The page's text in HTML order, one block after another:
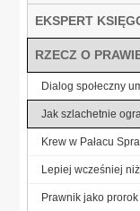
EKSPERT
RZECZ O
Dialog społeczny
Jak szlachetnie
Krew w Pałacu
Lepiej wcześniej
Prawnik jako prorok